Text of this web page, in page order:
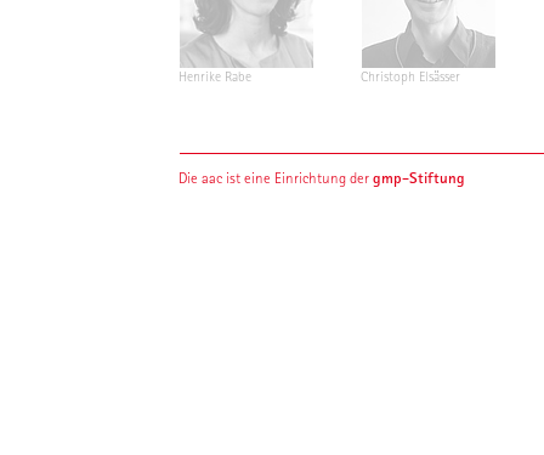
Henrike Rabe Christoph Elsässer
Die aac ist eine Einrichtung dergmp-Stiftung